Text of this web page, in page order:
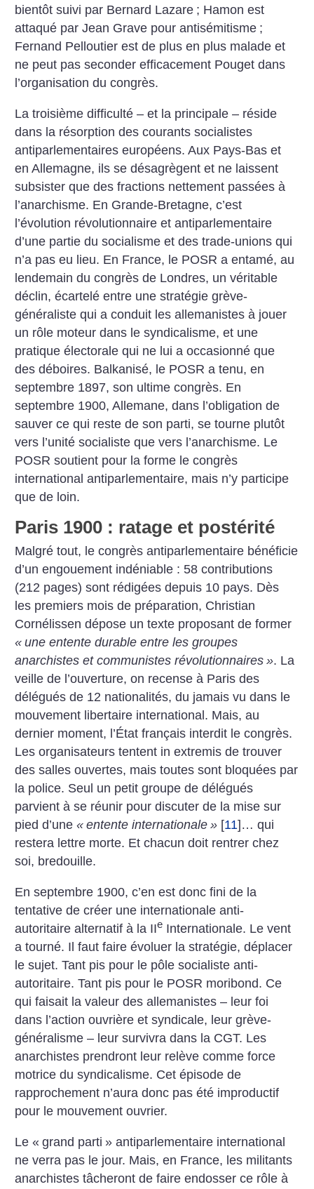
bientôt suivi par Bernard Lazare ; Hamon est
attaqué par Jean Grave pour antisémitisme ;
Fernand Pelloutier est de plus en plus malade et
ne peut pas seconder efficacement Pouget dans
l’organisation du congrès.
La troisième difficulté – et la principale – réside
dans la résorption des courants socialistes
antiparlementaires européens. Aux Pays-Bas et
en Allemagne, ils se désagrègent et ne laissent
subsister que des fractions nettement passées à
l’anarchisme. En Grande-Bretagne, c’est
l’évolution révolutionnaire et antiparlementaire
d’une partie du socialisme et des trade-unions qui
n’a pas eu lieu. En France, le POSR a entamé, au
lendemain du congrès de Londres, un véritable
déclin, écartelé entre une stratégie grève-
généraliste qui a conduit les allemanistes à jouer
un rôle moteur dans le syndicalisme, et une
pratique électorale qui ne lui a occasionné que
des déboires. Balkanisé, le POSR a tenu, en
septembre 1897, son ultime congrès. En
septembre 1900, Allemane, dans l’obligation de
sauver ce qui reste de son parti, se tourne plutôt
vers l’unité socialiste que vers l’anarchisme. Le
POSR soutient pour la forme le congrès
international antiparlementaire, mais n’y participe
que de loin.
Paris 1900 : ratage et postérité
Malgré tout, le congrès antiparlementaire bénéficie
d’un engouement indéniable : 58 contributions
(212 pages) sont rédigées depuis 10 pays. Dès
les premiers mois de préparation, Christian
Cornélissen dépose un texte proposant de former
« une entente durable entre les groupes
anarchistes et communistes révolutionnaires ». La
veille de l’ouverture, on recense à Paris des
délégués de 12 nationalités, du jamais vu dans le
mouvement libertaire international. Mais, au
dernier moment, l’État français interdit le congrès.
Les organisateurs tentent in extremis de trouver
des salles ouvertes, mais toutes sont bloquées par
la police. Seul un petit groupe de délégués
parvient à se réunir pour discuter de la mise sur
pied d’une« entente internationale » [11] … qui
restera lettre morte. Et chacun doit rentrer chez
soi, bredouille.
En septembre 1900, c’en est donc fini de la
tentative de créer une internationale anti-
autoritaire alternatif à la IIe Internationale. Le vent
a tourné. Il faut faire évoluer la stratégie, déplacer
le sujet. Tant pis pour le pôle socialiste anti-
autoritaire. Tant pis pour le POSR moribond. Ce
qui faisait la valeur des allemanistes – leur foi
dans l’action ouvrière et syndicale, leur grève-
généralisme – leur survivra dans la CGT. Les
anarchistes prendront leur relève comme force
motrice du syndicalisme. Cet épisode de
rapprochement n’aura donc pas été improductif
pour le mouvement ouvrier.
Le « grand parti » antiparlementaire international
ne verra pas le jour. Mais, en France, les militants
anarchistes tâcheront de faire endosser ce rôle à